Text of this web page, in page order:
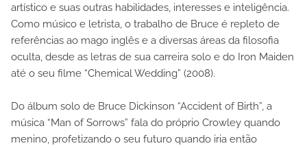
artístico e suas outras habilidades, interesses e inteligência.
Como músico e letrista, o trabalho de Bruce é repleto de
referências ao mago inglês e a diversas áreas da filosofia
oculta, desde as letras de sua carreira solo e do Iron Maiden
até o seu filme “Chemical Wedding” (2008).
Do álbum solo de Bruce Dickinson “Accident of Birth”, a
música “Man of Sorrows” fala do próprio Crowley quando
menino, profetizando o seu futuro quando iria então